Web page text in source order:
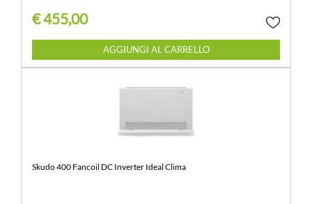
€ 455,00
Quantità
AGGIUNGI AL CARRELLO
Skudo 400 Fancoil DC Inverter Ideal Clima